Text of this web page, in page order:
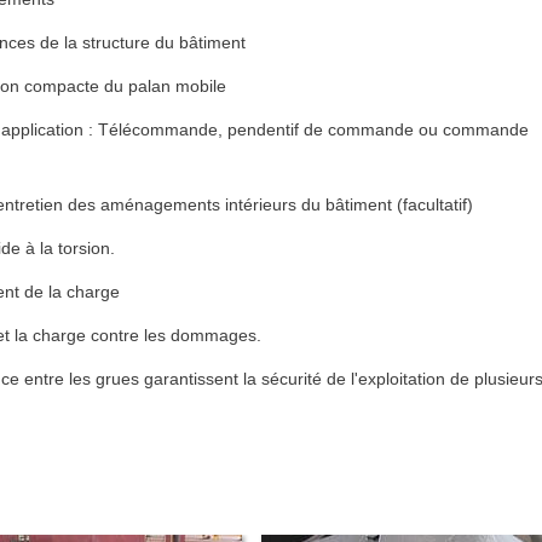
de la structure du bâtiment
compacte du palan mobile
: Télécommande, pendentif de commande ou commande
des aménagements intérieurs du bâtiment (facultatif)
à la torsion.
de la charge
la charge contre les dommages.
entre les grues garantissent la sécurité de l'exploitation de plusieurs